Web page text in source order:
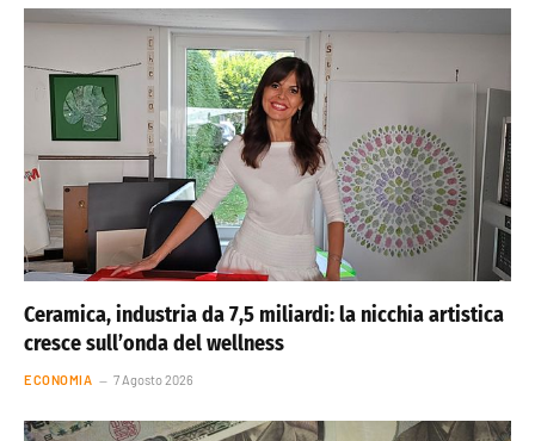
Ceramica, industria da 7,5 miliardi: la nicchia artistica
cresce sull’onda del wellness
ECONOMIA 7 Agosto 2026